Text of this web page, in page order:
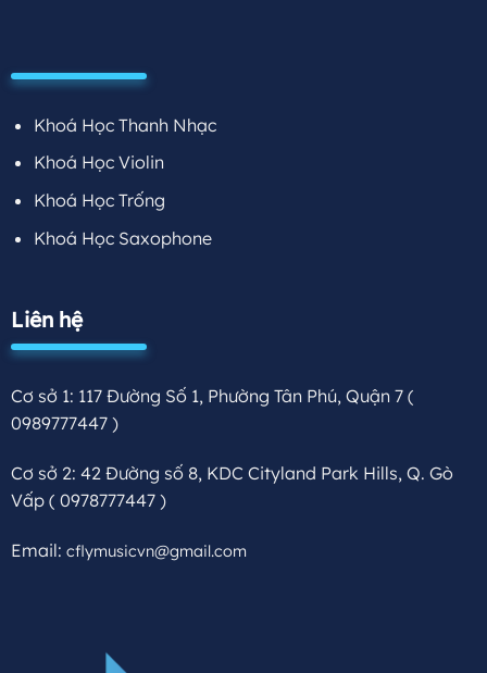
Khoá Học Thanh Nhạc
Khoá Học Violin
Khoá Học Trống
Khoá Học Saxophone
Liên hệ
Cơ sở 1: 117 Đường Số 1, Phường Tân Phú, Quận 7 (
0989777447 )
Cơ sở 2: 42 Đường số 8, KDC Cityland Park Hills, Q. Gò
Vấp( 0978777447 )
Email: cflymusicvn@gmail.com